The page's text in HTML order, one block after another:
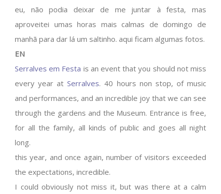
eu, não podia deixar de me juntar à festa, mas
aproveitei umas horas mais calmas de domingo de
manhã para dar lá um saltinho. aqui ficam algumas fotos.
EN
Serralves em Festa is an event that you should not miss
every year atSerralves. 40 hours non stop, of music
and performances, and an incredible joy that we can see
through the gardens and the Museum. Entrance is free,
for all the family, all kinds of public and goes all night
long.
this year, and once again, number of visitors exceeded
the expectations, incredible.
I could obviously not miss it, but was there at a calm